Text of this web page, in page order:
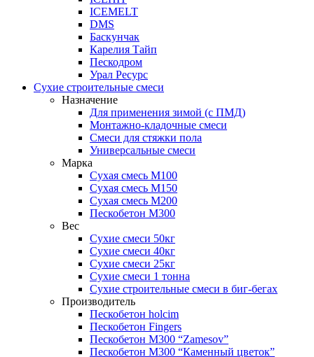
ICEMELT
DMS
Баскунчак
Карелия Тайп
Пескодром
Урал Ресурс
Сухие строительные смеси
Назначение
Для применения зимой (с ПМД)
Монтажно-кладочные смеси
Смеси для стяжки пола
Универсальные смеси
Марка
Сухая смесь М100
Сухая смесь М150
Сухая смесь М200
Пескобетон М300
Вес
Сухие смеси 50кг
Сухие смеси 40кг
Сухие смеси 25кг
Сухие смеси 1 тонна
Сухие строительные смеси в биг-бегах
Производитель
Пескобетон holcim
Пескобетон Fingers
Пескобетон М300 “Zamesov”
Пескобетон М300 “Каменный цветок”